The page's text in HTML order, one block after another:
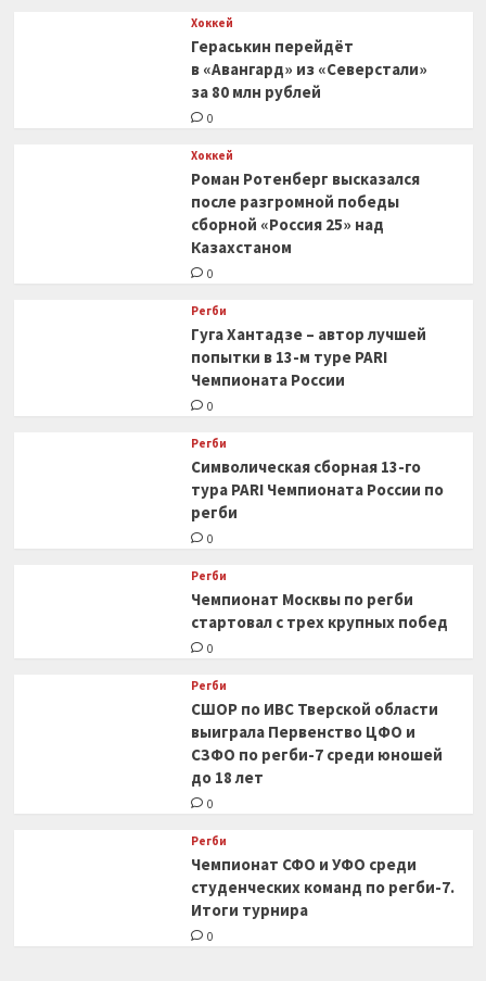
Хоккей
Гераськин перейдёт
в «Авангард» из «Северстали»
за 80 млн рублей
0
Хоккей
Роман Ротенберг высказался
после разгромной победы
сборной «Россия 25» над
Казахстаном
0
Регби
Гуга Хантадзе – автор лучшей
попытки в 13-м туре PARI
Чемпионата России
0
Регби
Символическая сборная 13-го
тура PARI Чемпионата России по
регби
0
Регби
Чемпионат Москвы по регби
стартовал с трех крупных побед
0
Регби
СШОР по ИВС Тверской области
выиграла Первенство ЦФО и
СЗФО по регби-7 среди юношей
до 18 лет
0
Регби
Чемпионат СФО и УФО среди
студенческих команд по регби-7.
Итоги турнира
0